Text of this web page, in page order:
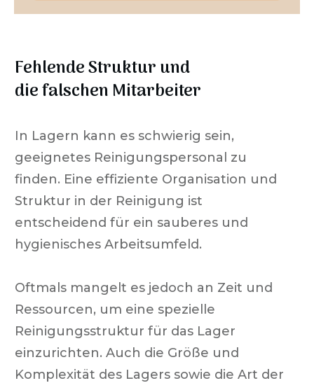
Fehlende Struktur und
die falschen Mitarbeiter
In Lagern kann es schwierig sein,
geeignetes Reinigungspersonal zu
finden. Eine effiziente Organisation und
Struktur in der Reinigung ist
entscheidend für ein sauberes und
hygienisches Arbeitsumfeld.
Oftmals mangelt es jedoch an Zeit und
Ressourcen, um eine spezielle
Reinigungsstruktur für das Lager
einzurichten. Auch die Größe und
Komplexität des Lagers sowie die Art der